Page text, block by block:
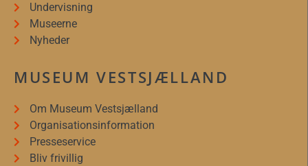
Undervisning
Museerne
Nyheder
MUSEUM VESTSJÆLLAND
Om Museum Vestsjælland
Organisationsinformation
Presseservice
Bliv frivillig